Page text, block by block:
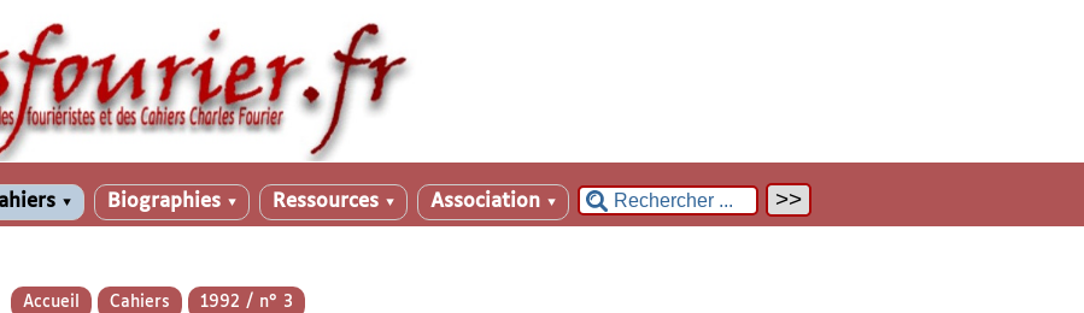
▼ Biographies ▼ Ressources ▼ Association ▼
Accueil Cahiers 1992 / n° 3